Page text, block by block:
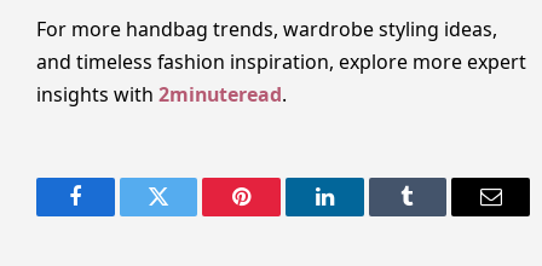
For more handbag trends, wardrobe styling ideas,
and timeless fashion inspiration, explore more expert
insights with 2minuteread.
FacebookTwitter Pinterest LinkedInTumblr Email